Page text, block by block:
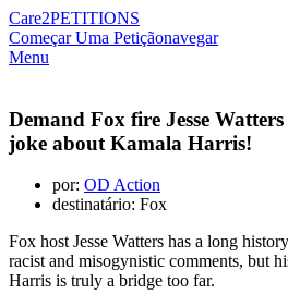
Care2PETITIONS
Começar Uma Petiçãonavegar
Menu
Demand Fox fire Jesse
joke about Kamala Harris!
por: OD Action
destinatário: Fox
Fox host Jesse Watters has a long
racist and misogynistic comments, but
Harris is truly a bridge too far.